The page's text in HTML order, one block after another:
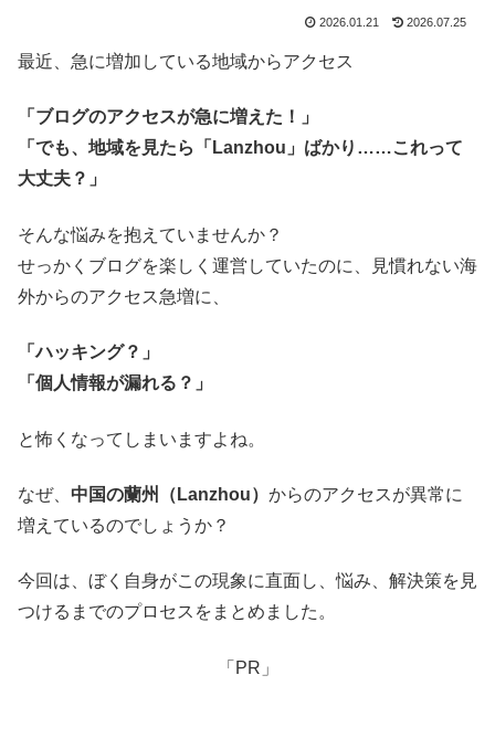
2026.01.21 2026.07.25
最近、急に増加している地域からアクセス
「ブログのアクセスが急に増えた！」
「でも、地域を見たら「Lanzhou」ばかり……これって
大丈夫？」
そんな悩みを抱えていませんか？
せっかくブログを楽しく運営していたのに、見慣れない海
外からのアクセス急増に、
「ハッキング？」
「個人情報が漏れる？」
と怖くなってしまいますよね。
なぜ、 中国の蘭州（Lanzhou） からのアクセスが異常に
増えているのでしょうか？
今回は、ぼく自身がこの現象に直面し、悩み、解決策を見
つけるまでのプロセスをまとめました。
「PR」